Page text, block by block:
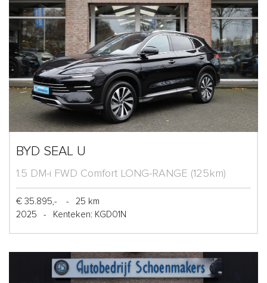
BYD SEAL U
1.5 DM-i FWD Comfort LONG-RANGE (125km)
€ 35.895,- -
25 km
2025
- Kenteken: KGD01N